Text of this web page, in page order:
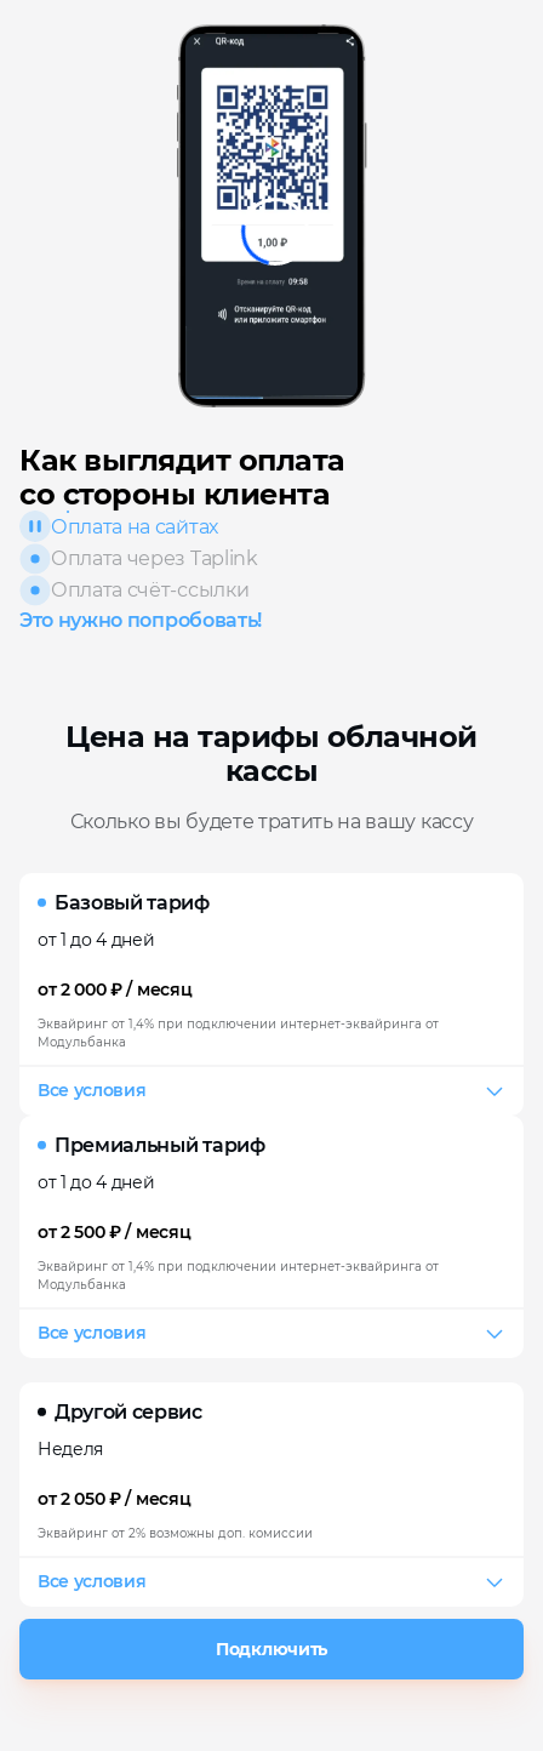
Как выглядит оплата
со стороны клиента
Оплата на сайтах
Оплата через Taplink
Оплата счёт-ссылки
Это нужно попробовать!
Цена на тарифы облачной
кассы
Сколько вы будете тратить на вашу кассу
Базовый тариф
от 1 до 4 дней
от 2 000 ₽ / месяц
Эквайринг от 1,4% при подключении интернет-эквайринга от
Модульбанка
Все условия
Премиальный тариф
от 1 до 4 дней
от 2 500 ₽ / месяц
Эквайринг от 1,4% при подключении интернет-эквайринга от
Модульбанка
Все условия
Другой сервис
Неделя
от 2 050 ₽ / месяц
Эквайринг от 2% возможны доп. комиссии
Все условия
Подключить